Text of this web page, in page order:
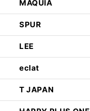
MAQUIA
SPUR
LEE
eclat
T JAPAN